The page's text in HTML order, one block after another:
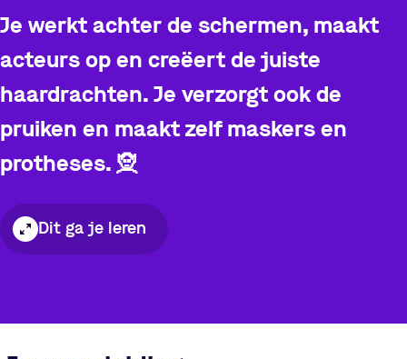
Je werkt achter de schermen, maakt
acteurs op en creëert de juiste
haardrachten. Je verzorgt ook de
pruiken en maakt zelf maskers en
protheses. 🧝
Dit ga je leren
Pauzeer video